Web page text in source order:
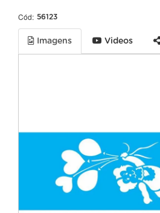
Cód: 56123
Imagens Videos